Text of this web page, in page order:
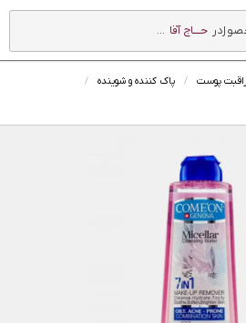
در حــــاج آقا ...
پوست
پاک کننده و شوینده